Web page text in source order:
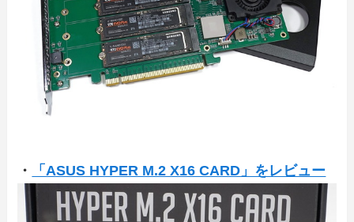
・ 「ASUS HYPER M.2 X16 CARD」をレビュー